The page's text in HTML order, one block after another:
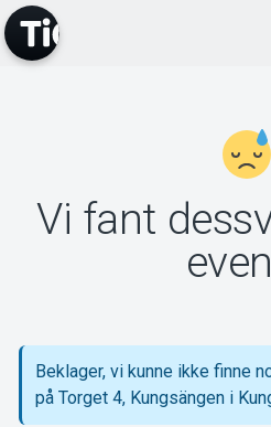
Om
Vi fant
Beklager, vi kunne ikke finne
på Torget 4, Kungsängen i